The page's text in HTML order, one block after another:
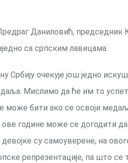
Даниловић, председник
са српским лавицама.
очекује још једно
Мислимо да ће им то
може бити ако се освоји
године може се догодити
су самоуверене, на
репрезентације, па што се